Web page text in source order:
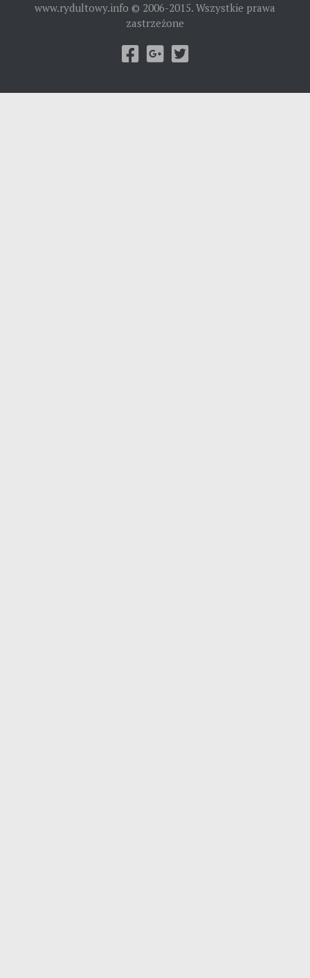
www.rydultowy.info © 2006-2015. Wszystkie prawa
zastrzeżone